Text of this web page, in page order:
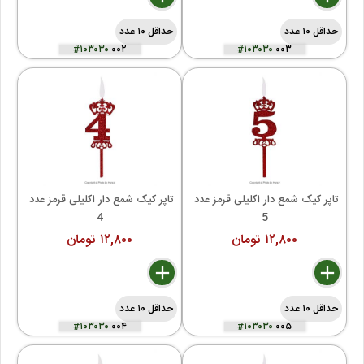
حداقل ۱۰ عدد
#۱۰۳۰۳۰ ۰۰۲
حداقل ۱۰ عدد
#۱۰۳۰۳۰ ۰۰۳
4
۱۲,۸۰۰ تومان
delete
remove
add
حداقل ۱۰ عدد
#۱۰۳۰۳۰ ۰۰۴
5
۱۲,۸۰۰ تومان
delete
remove
add
حداقل ۱۰ عدد
#۱۰۳۰۳۰ ۰۰۵